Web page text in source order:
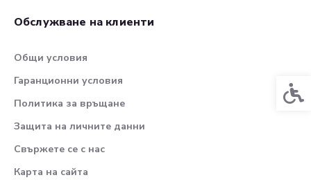
Обслужване на клиенти
Общи условия
Гаранционни условия
Политика за връщане
Защита на личните данни
Свържете се с нас
Карта на сайта